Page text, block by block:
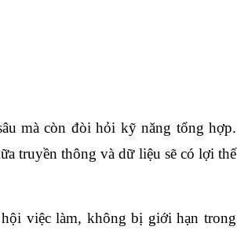
mà còn đòi hỏi kỹ năng tổng hợp.
truyền thông và dữ liệu sẽ có lợi thế
việc làm, không bị giới hạn trong